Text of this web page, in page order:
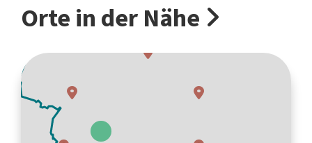
Orte in der Nähe